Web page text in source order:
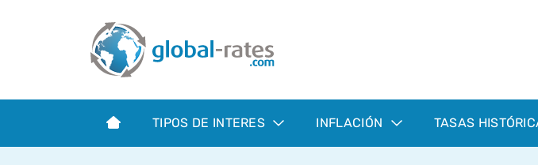
TIPOS DE INTERES INFLACIÓN TASAS
Term SOFR
¿Qué es la inflación IPC?
¿Qué es la inflación IPCA?
Euribor - histórico
ESTER - histórico
Calculadora de inflación